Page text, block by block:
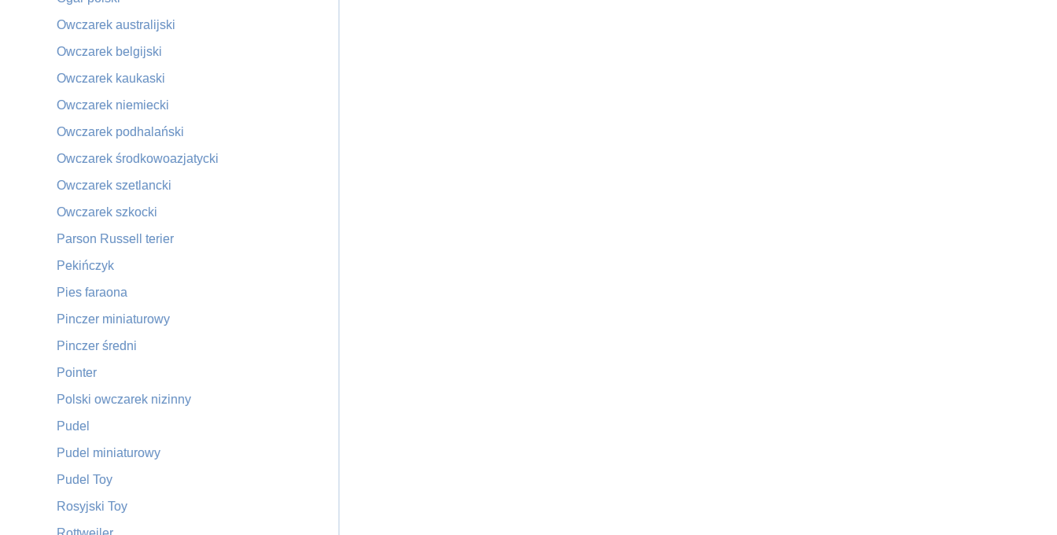
Owczarek australijski
Owczarek belgijski
Owczarek kaukaski
Owczarek niemiecki
Owczarek podhalański
Owczarek środkowoazjatycki
Owczarek szetlancki
Owczarek szkocki
Parson Russell terier
Pekińczyk
Pies faraona
Pinczer miniaturowy
Pinczer średni
Pointer
Polski owczarek nizinny
Pudel
Pudel miniaturowy
Pudel Toy
Rosyjski Toy